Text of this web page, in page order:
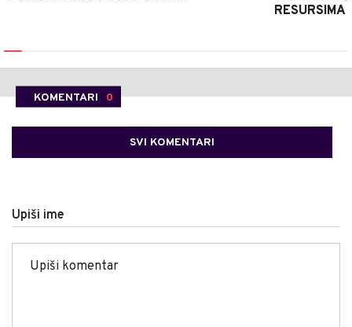
RESURSIMA
KOMENTARI 0
SVI KOMENTARI
Upiši ime